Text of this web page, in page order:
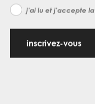
j'ai lu et j'accepte la
inscrivez-vous